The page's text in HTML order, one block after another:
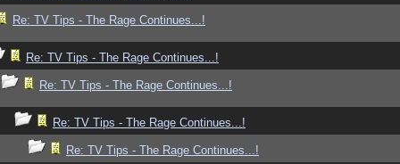
Re: TV Tips - The Rage Continues...!
Re: TV Tips - The Rage Continues...!
Re: TV Tips - The Rage Continues...!
Re: TV Tips - The Rage Continues...!
Re: TV Tips - The Rage Continues...!